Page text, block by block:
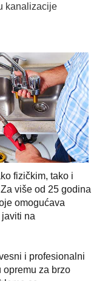
kanalizacije
fizičkim, tako i
više od 25 godina
omogućava
na
i profesionalni
za brzo